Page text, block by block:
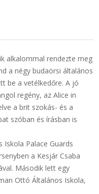
alkalommal rendezte meg
a négy budaörsi általános
be a vetélkedőre. A jó
regény, az Alice in
a brit szokás- és a
szóban és írásban is
Iskola Palace Guards
a Kesjár Csaba
Második lett egy
Ottó Általános Iskola,